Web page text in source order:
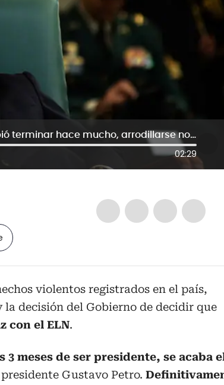
Al Oído: proceso de paz con ELN debió terminar hace mucho, arrodillarse no era la salida
02:29
violentos registrados en el país,
la decisión del Gobierno de decidir que
con el ELN.
3 meses de ser presidente, se acaba
Gustavo Petro.